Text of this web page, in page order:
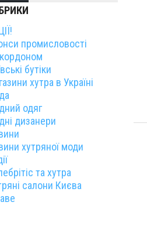
промисловості
бутіки
хутра в Україні
одяг
дизанери
хутряної моди
та хутра
салони Києва